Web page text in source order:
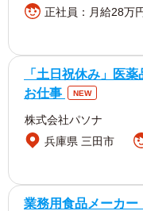
正社員：月給28万
「土日祝休み」医
お仕事
NEW
株式会社パソナ
兵庫県 三田市
業務用食品メーカー